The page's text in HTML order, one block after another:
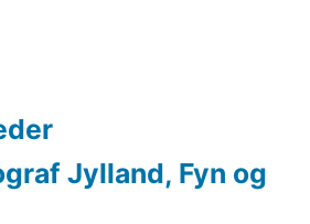
Jylland, Fyn og